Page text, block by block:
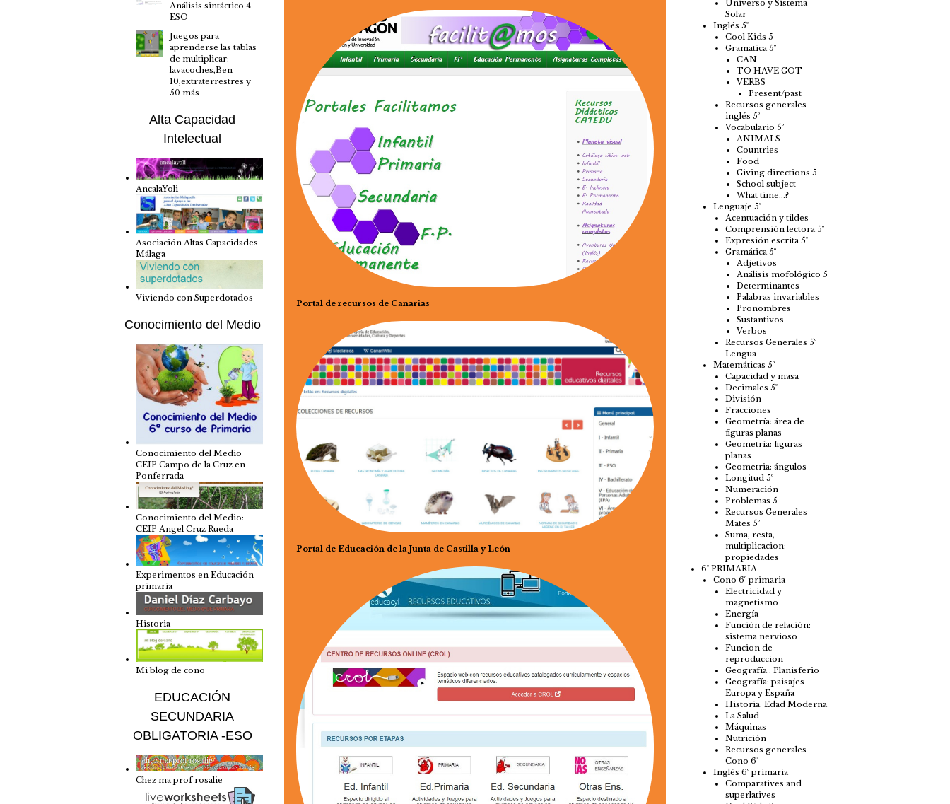
Portal de recursos de Canarias
Portal de Educación de la Junta de Castilla y León
Universo y Sistema
Solar
Inglés 5º
Cool Kids 5
Gramatica 5º
CAN
TO HAVE GOT
VERBS
Present/past
Recursos generales
inglés 5º
Vocabulario 5º
ANIMALS
Countries
Food
Giving directions 5
School subject
What time…?
Lenguaje 5º
Acentuación y tildes
Comprensión lectora 5º
Expresión escrita 5º
Gramática 5º
Adjetivos
Análisis mofológico 5
Determinantes
Palabras invariables
Pronombres
Sustantivos
Verbos
Recursos Generales 5º
Lengua
Matemáticas 5º
Capacidad y masa
Decimales 5º
División
Fracciones
Geometría: área de
figuras planas
Geometría: figuras
planas
Geometria: ángulos
Longitud 5º
Numeración
Problemas 5
Recursos Generales
Mates 5º
Suma, resta,
multiplicacion:
propiedades
6º PRIMARIA
Cono 6º primaria
Electricidad y
magnetismo
Energía
Función de relación:
sistema nervioso
Funcion de
reproduccion
Geografía : Planisferio
Geografía: paisajes
Europa y España
Historia: Edad Moderna
La Salud
Máquinas
Nutrición
Recursos generales
Cono 6ª
Inglés 6º primaria
Comparatives and
superlatives
Análisis sintáctico 4
ESO
Juegos para
aprenderse las tablas
de multiplicar:
lavacoches,Ben
10,extraterrestres y
50 más
Alta Capacidad
Intelectual
AncalaYoli
Asociación Altas Capacidades
Málaga
Viviendo con Superdotados
Conocimiento del Medio
Conocimiento del Medio
CEIP Campo de la Cruz en
Ponferrada
Conocimiento del Medio:
CEIP Angel Cruz Rueda
Experimentos en Educación
primaria
Historia
Mi blog de cono
EDUCACIÓN
SECUNDARIA
OBLIGATORIA -ESO
Chez ma prof rosalie